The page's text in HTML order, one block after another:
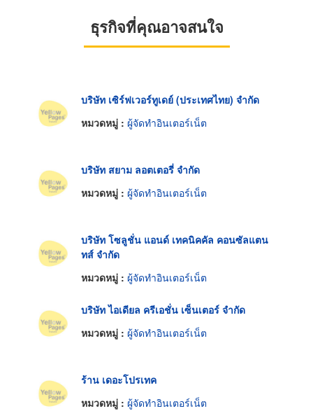
ธุรกิจที่คุณอาจสนใจ
บริษัท เซิร์ฟเวอร์ทูเดย์ (ประเทศไทย) จำกัด
หมวดหมู่ : ผู้จัดทำอินเตอร์เน็ต
บริษัท สยาม ลอตเตอรี่ จำกัด
หมวดหมู่ : ผู้จัดทำอินเตอร์เน็ต
บริษัท โซลูชั่น แอนด์ เทคนิคคัล คอนซัลแตน
ทส์ จำกัด
หมวดหมู่ : ผู้จัดทำอินเตอร์เน็ต
บริษัท ไอเดียล ครีเอชั่น เซ็นเตอร์ จำกัด
หมวดหมู่ : ผู้จัดทำอินเตอร์เน็ต
ร้าน เดอะโปรเทค
หมวดหมู่ : ผู้จัดทำอินเตอร์เน็ต